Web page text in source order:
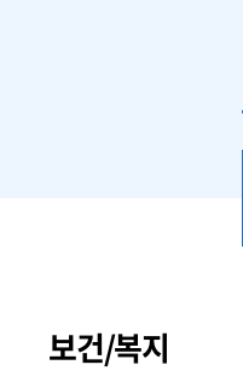
보건/복지